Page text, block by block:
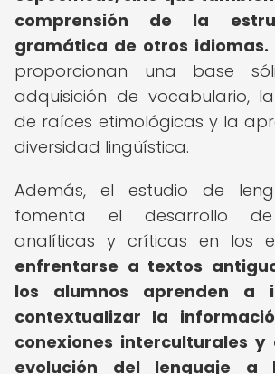
comprensión de la
gramática de otros idiomas.
proporcionan una base
adquisición de vocabulario,
de raíces etimológicas y la
diversidad lingüística.
Además, el estudio de
fomenta el desarrollo de
analíticas y críticas en los
enfrentarse a textos
los alumnos aprenden a
contextualizar la
conexiones interculturales
evolución del lenguaje